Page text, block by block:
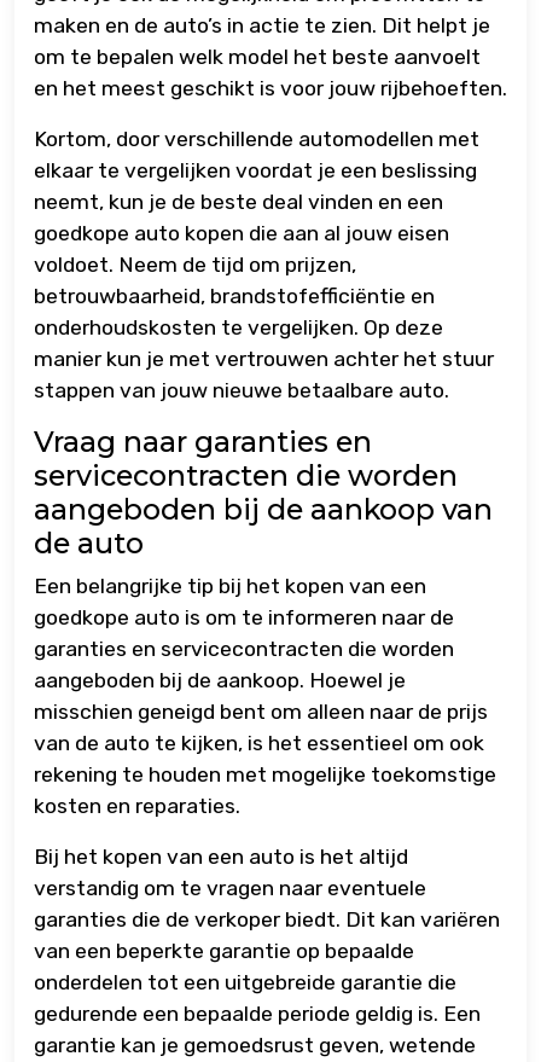
maken en de auto’s in actie te zien. Dit helpt je
om te bepalen welk model het beste aanvoelt
en het meest geschikt is voor jouw rijbehoeften.
Kortom, door verschillende automodellen met
elkaar te vergelijken voordat je een beslissing
neemt, kun je de beste deal vinden en een
goedkope auto kopen die aan al jouw eisen
voldoet. Neem de tijd om prijzen,
betrouwbaarheid, brandstofefficiëntie en
onderhoudskosten te vergelijken. Op deze
manier kun je met vertrouwen achter het stuur
stappen van jouw nieuwe betaalbare auto.
Vraag naar garanties en
servicecontracten die worden
aangeboden bij de aankoop van
de auto
Een belangrijke tip bij het kopen van een
goedkope auto is om te informeren naar de
garanties en servicecontracten die worden
aangeboden bij de aankoop. Hoewel je
misschien geneigd bent om alleen naar de prijs
van de auto te kijken, is het essentieel om ook
rekening te houden met mogelijke toekomstige
kosten en reparaties.
Bij het kopen van een auto is het altijd
verstandig om te vragen naar eventuele
garanties die de verkoper biedt. Dit kan variëren
van een beperkte garantie op bepaalde
onderdelen tot een uitgebreide garantie die
gedurende een bepaalde periode geldig is. Een
garantie kan je gemoedsrust geven, wetende